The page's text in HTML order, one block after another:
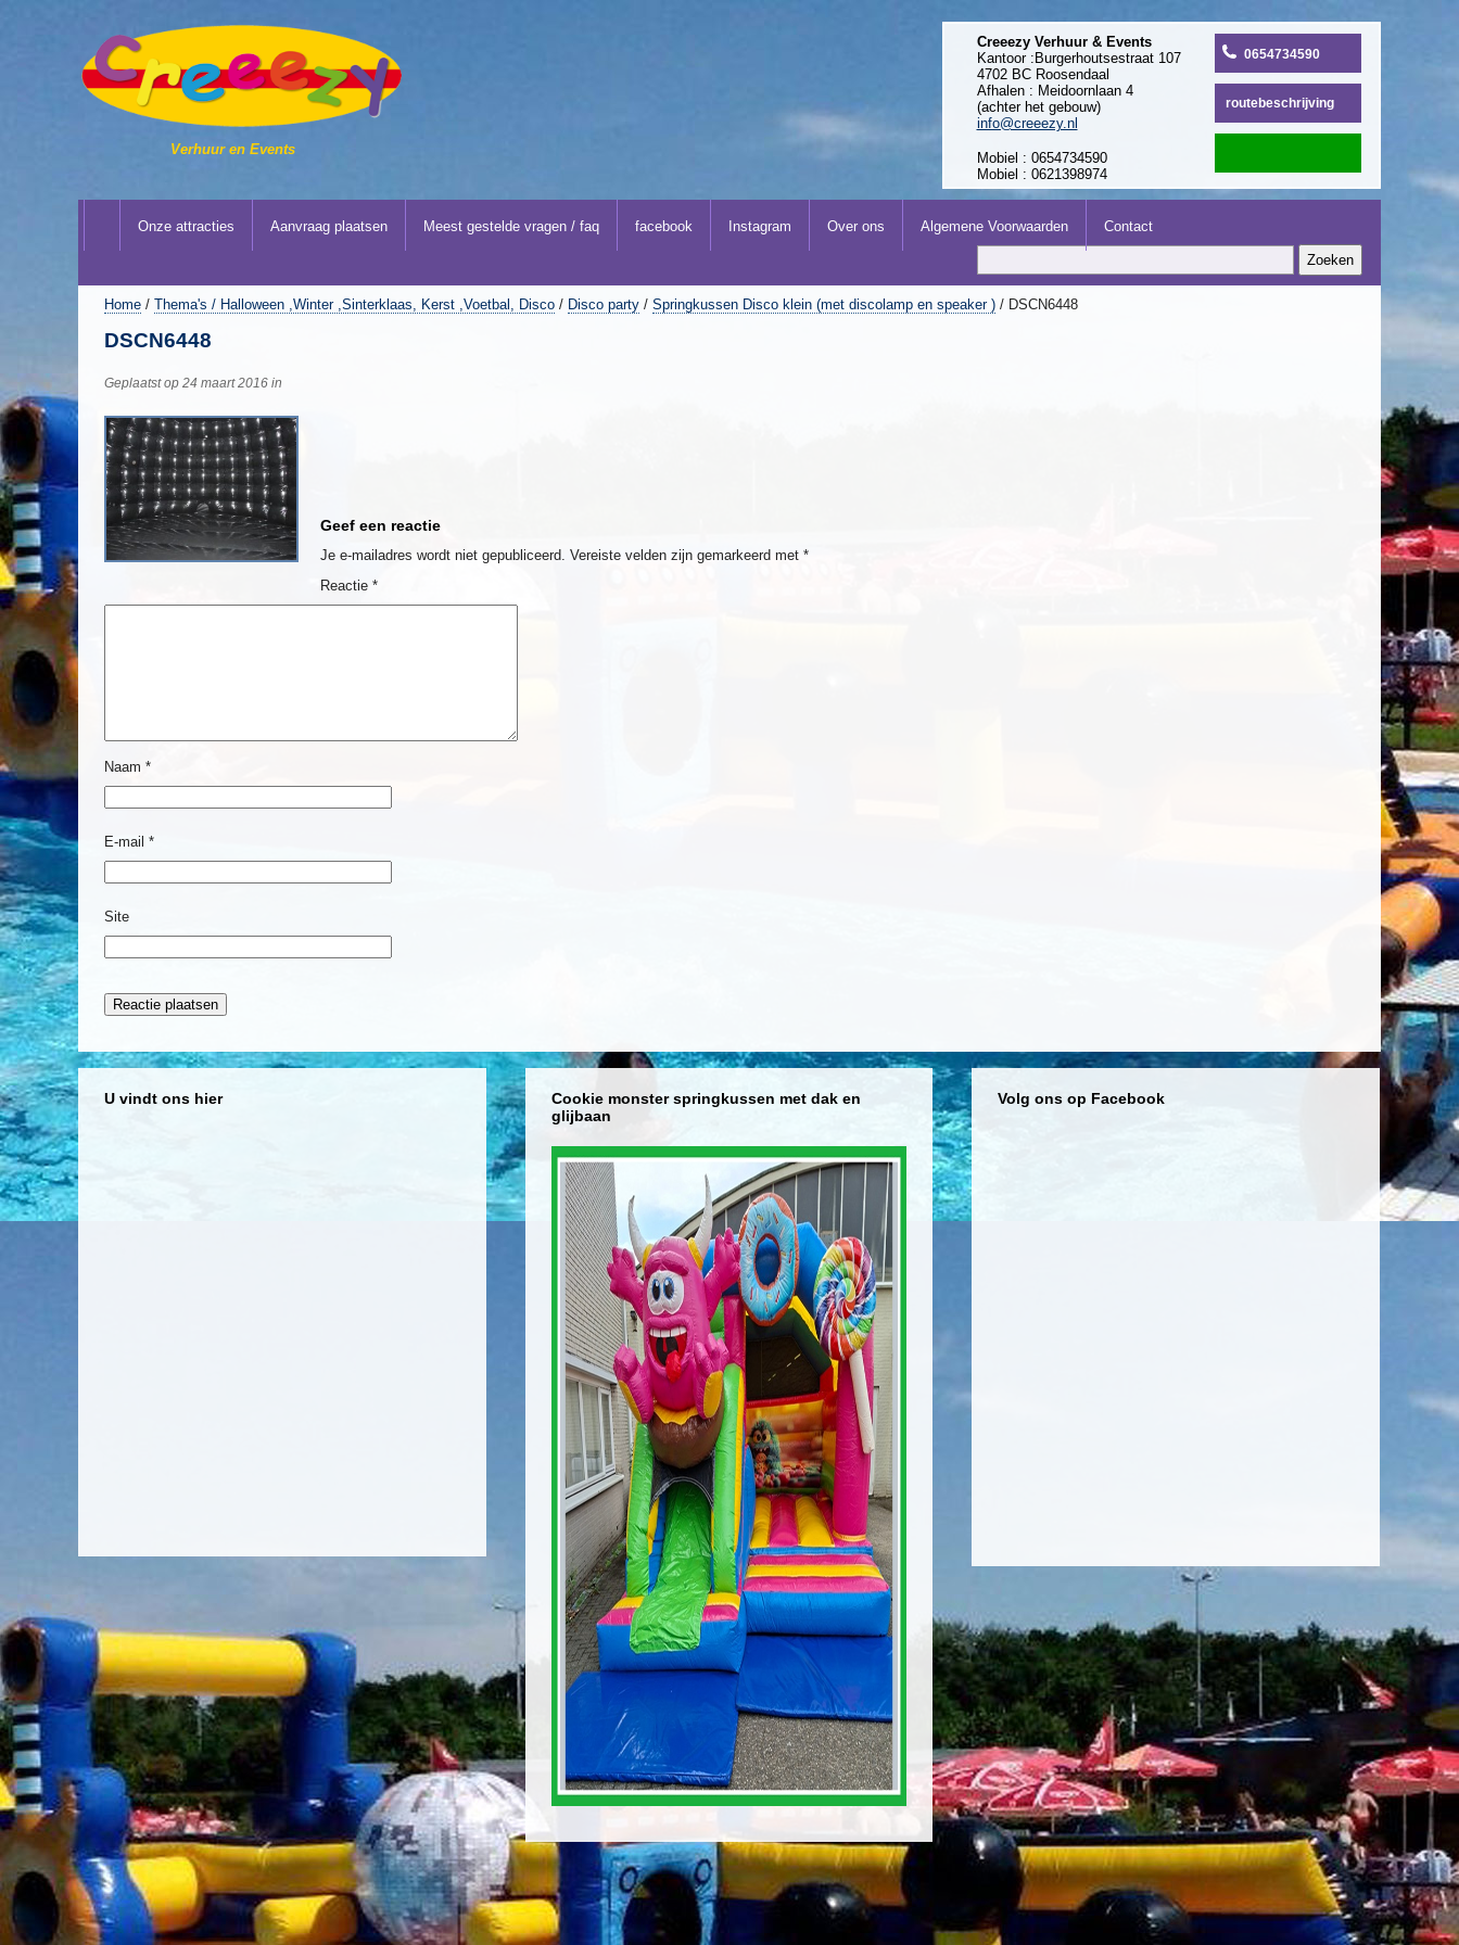
Verhuur en Events
Creeezy Verhuur & Events
Kantoor :Burgerhoutsestraat 107
4702 BC Roosendaal
Afhalen : Meidoornlaan 4
(achter het gebouw)
info@creeezy.nl
Mobiel : 0654734590
Mobiel : 0621398974
0654734590
routebeschrijving
Onze attracties Aanvraag plaatsen Meest gestelde vragen / faq facebook Instagram Over ons Algemene Voorwaarden Contact
Home / Thema's / Halloween ,Winter ,Sinterklaas, Kerst ,Voetbal, Disco / Disco party / Springkussen Disco klein (met discolamp en speaker ) / DSCN6448
DSCN6448
Geplaatst op 24 maart 2016 in
Geef een reactie
Je e-mailadres wordt niet gepubliceerd. Vereiste velden zijn gemarkeerd met *
Reactie *
Naam *
E-mail *
Site
U vindt ons hier
Cookie monster springkussen met dak en
glijbaan
Volg ons op Facebook